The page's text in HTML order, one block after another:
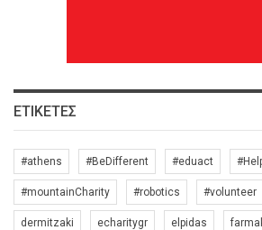
ΕΤΙΚΈΤΕΣ
#athens #BeDifferent #eduact
#mountainCharity #robotics #volunteer
dermitzaki echaritygr elpidas